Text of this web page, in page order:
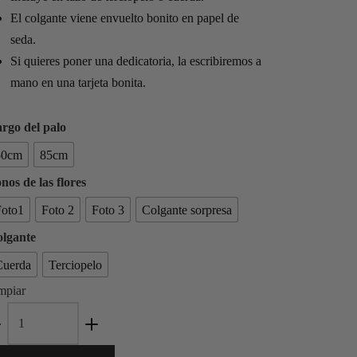
El colgante viene envuelto bonito en papel de
seda.
Si quieres poner una dedicatoria, la escribiremos a
mano en una tarjeta bonita.
del palo
85cm
de las flores
Foto 2 Foto 3 Colgante sorpresa
Terciopelo